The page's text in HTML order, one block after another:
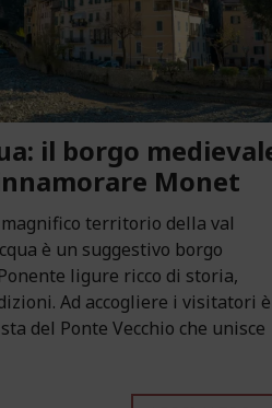
il borgo
Monet
territorio della val
è un suggestivo borgo
ligure ricco di storia,
Ad accogliere i visitatori è
del Ponte Vecchio che unisce